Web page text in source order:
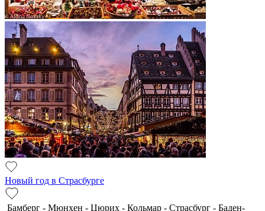
Новый год в Страсбурге
Бамберг - Мюнхен - Цюрих - Кольмар - Страсбург - Баден-